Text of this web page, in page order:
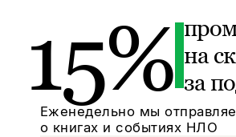
15% на
за
Еженедельно мы
о книгах и событиях НЛО